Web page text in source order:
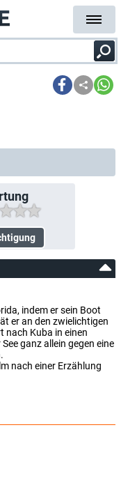
indem er sein Boot
er an den zwielichtigen
nach Kuba in einen
ganz allein gegen eine
nach einer Erzählung